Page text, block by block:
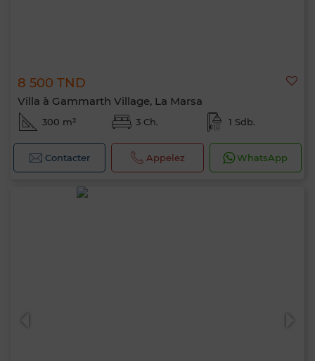
8 500 TND
Villa à Gammarth Village, La Marsa
300 m² 3 Ch. 1 Sdb.
Contacter Appelez WhatsApp